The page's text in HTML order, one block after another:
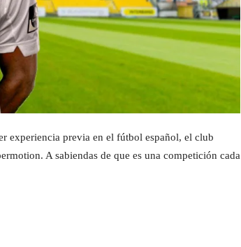
experiencia previa en el fútbol español, el club
A sabiendas de que es una competición cada